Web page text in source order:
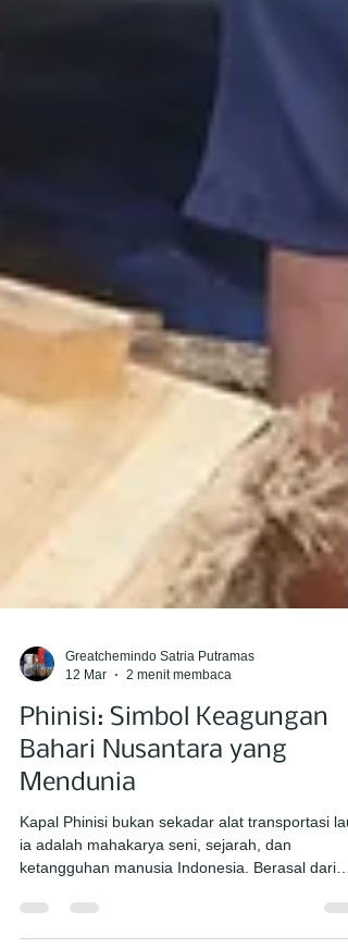
Greatchemindo Satria Putramas
12 Mar
2 menit membaca
Phinisi: Simbol Keagungan
Bahari Nusantara yang
Mendunia
Kapal Phinisi bukan sekadar alat transportasi